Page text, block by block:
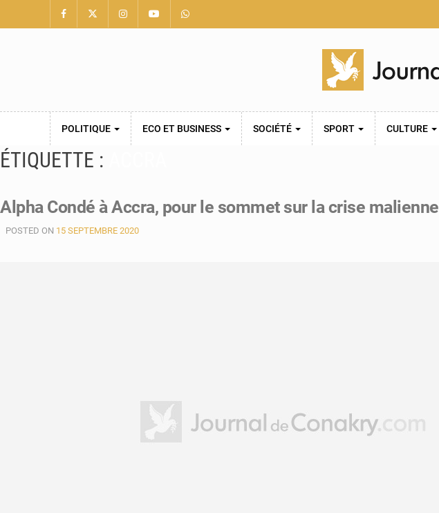
POLITIQUE ECO ET BUSINESS SOCIÉTÉ SPORT CULTURE
ÉTIQUETTE :
Alpha Condé à Accra, pour le sommet sur la crise malienne
POSTED ON 15 SEPTEMBRE 2020